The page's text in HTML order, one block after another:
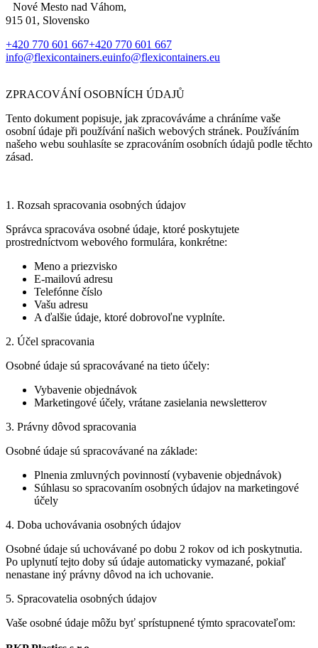
Nové Mesto nad Váhom,
915 01, Slovensko
+420 770 601 667+420 770 601 667
info@flexicontainers.euinfo@flexicontainers.eu
ZPRACOVÁNÍ OSOBNÍCH ÚDAJŮ
Tento dokument popisuje, jak zpracováváme a chráníme vaše
osobní údaje při používání našich webových stránek. Používáním
našeho webu souhlasíte se zpracováním osobních údajů podle těchto
zásad.
1. Rozsah spracovania osobných údajov
Správca spracováva osobné údaje, ktoré poskytujete
prostredníctvom webového formulára, konkrétne:
Meno a priezvisko
E-mailovú adresu
Telefónne číslo
Vašu adresu
A ďalšie údaje, ktoré dobrovoľne vyplníte.
2. Účel spracovania
Osobné údaje sú spracovávané na tieto účely:
Vybavenie objednávok
Marketingové účely, vrátane zasielania newsletterov
3. Právny dôvod spracovania
Osobné údaje sú spracovávané na základe:
Plnenia zmluvných povinností (vybavenie objednávok)
Súhlasu so spracovaním osobných údajov na marketingové
účely
4. Doba uchovávania osobných údajov
Osobné údaje sú uchovávané po dobu 2 rokov od ich poskytnutia.
Po uplynutí tejto doby sú údaje automaticky vymazané, pokiaľ
nenastane iný právny dôvod na ich uchovanie.
5. Spracovatelia osobných údajov
Vaše osobné údaje môžu byť sprístupnené týmto spracovateľom: